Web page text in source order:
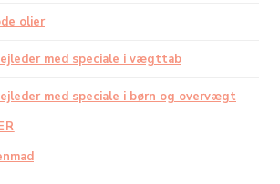
olier
med speciale i vægttab
med speciale i børn og overvægt